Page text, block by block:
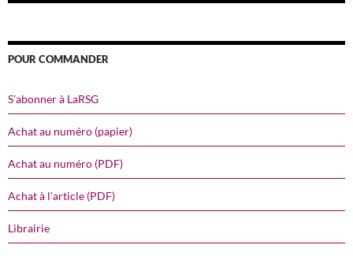
POUR COMMANDER
S’abonner à LaRSG
Achat au numéro (papier)
Achat au numéro (PDF)
Achat à l’article (PDF)
Librairie